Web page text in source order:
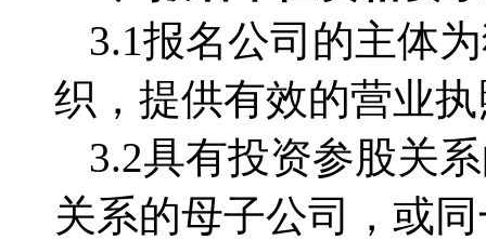
3.1报名公司的主体
织，提供有效的营业
3.2具有投资参股关
关系的母子公司，或